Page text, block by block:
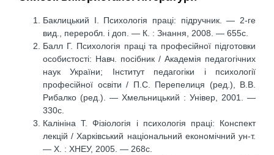
Баклицький І. Психологія праці: підручник. — 2-ге
вид., переробл. і доп. — К. : Знання, 2008. — 655с.
Балл Г. Психологія праці та професійної підготовки
особистості: Навч. посібник / Академія педагогічних
наук України; Інститут педагогіки і психології
професійної освіти / П.С. Перепелиця (ред.), В.В.
Рибалко (ред.). — Хмельницький : Універ, 2001. —
330с.
Калініна Т. Фізіологія і психологія праці: Конспект
лекцій / Харківський національний економічний ун-т.
— Х. : ХНЕУ, 2005. — 268с.